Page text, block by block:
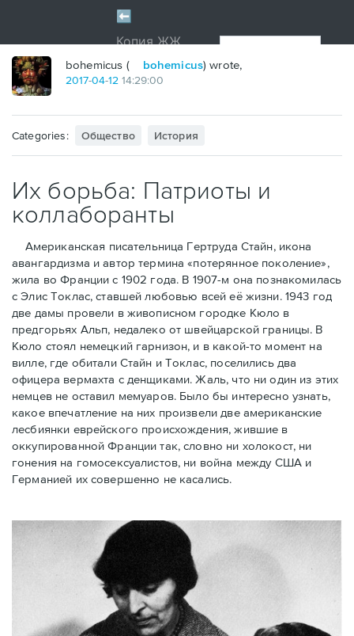
bohemicus ( bohemicus) wrote,
2017-04-12 14:29:00
Categories: Общество История
Их борьба: Патриоты и
коллаборанты
Американская писательница Гертруда Стайн, икона
авангардизма и автор термина «потерянное поколение»,
жила во Франции с 1902 года. В 1907-м она познакомилась
с Элис Токлас, ставшей любовью всей её жизни. 1943 год
две дамы провели в живописном городке Кюло в
предгорьях Альп, недалеко от швейцарской границы. В
Кюло стоял немецкий гарнизон, и в какой-то момент на
вилле, где обитали Стайн и Токлас, поселились два
офицера вермахта с денщиками. Жаль, что ни один из этих
немцев не оставил мемуаров. Было бы интересно узнать,
какое впечатление на них произвели две американские
лесбиянки еврейского происхождения, жившие в
оккупированной Франции так, словно ни холокост, ни
гонения на гомосексуалистов, ни война между США и
Германией их совершенно не касались.